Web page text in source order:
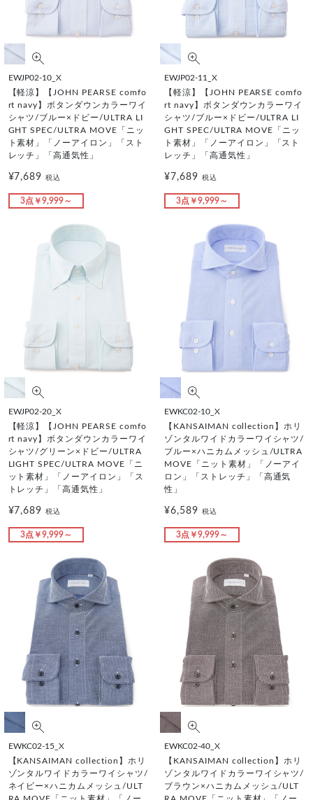
EWJP02-10_X
【軽涼】【JOHN PEARSE comfo
rt navy】ボタンダウンカラーワイ
シャツ/ブルー×ドビー/ULTRA LI
GHT SPEC/ULTRA MOVE「ニッ
ト素材」「ノーアイロン」「スト
レッチ」「高通気性」
¥7,689税込
3点￥9,999～
EWJP02-11_X
【軽涼】【JOHN PEARSE comfo
rt navy】ボタンダウンカラーワイ
シャツ/ブルー×ドビー/ULTRA LI
GHT SPEC/ULTRA MOVE「ニッ
ト素材」「ノーアイロン」「スト
レッチ」「高通気性」
¥7,689 税込
3点￥9,999～
EWJP02-20_X
【軽涼】【JOHN PEARSE comfo
rt navy】ボタンダウンカラーワイ
シャツ/グリーン×ドビー/ULTRA
LIGHT SPEC/ULTRA MOVE「ニ
ット素材」「ノーアイロン」「ス
トレッチ」「高通気性」
¥7,689税込
3点￥9,999～
EWKC02-10_X
【KANSAIMAN collection】ホリ
ゾンタルワイドカラーワイシャツ/
ブルー×ハニカムメッシュ/ULTRA
MOVE「ニット素材」「ノーアイ
ロン」「ストレッチ」「高通気
性」
¥6,589 税込
3点￥9,999～
EWKC02-15_X
【KANSAIMAN collection】ホリ
ゾンタルワイドカラーワイシャツ/
ネイビー×ハニカムメッシュ/ULT
EWKC02-40_X
【KANSAIMAN collection】ホリ
ゾンタルワイドカラーワイシャツ/
ブラウン×ハニカムメッシュ/ULT